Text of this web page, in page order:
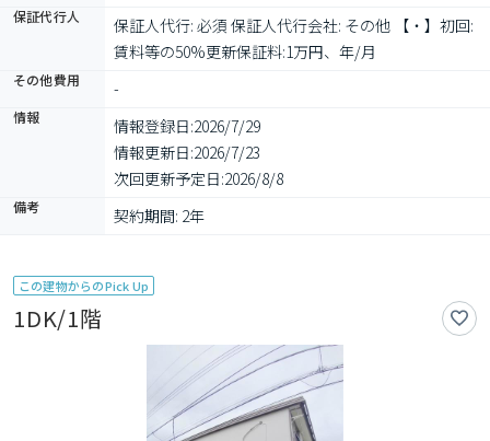
保証代行人
保証人代行: 必須 保証人代行会社: その他 【・】初回:
賃料等の50%更新保証料:1万円、年/月
その他費用 -
情報 情報登録日:2026/7/29
情報更新日:2026/7/23
次回更新予定日:2026/8/8
備考 契約期間: 2年
この建物からのPick Up
1DK/1階